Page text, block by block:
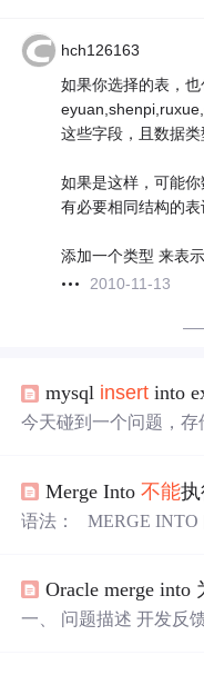
hch126163
如果你选择的表，
这些字段，且数据类
如果是这样，可能你
有必要相同结构的表
添加一个类型 来表
2010-11-13
mysql insert into
今天碰到一个问题，存
ATE PROCEDURE
功
Merge Into不能
语法： MERGE INTO [your table-name] [rename your table
ND [...]....
Oracle merge into
一、 问题描述 开发反馈遇到一个奇怪的问题，使用merge